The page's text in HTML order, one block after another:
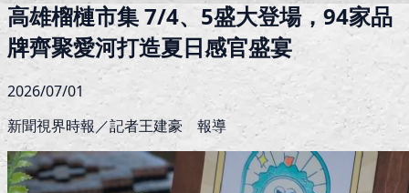
高雄榴槤市集 7/4、5盛大登場，94家品
牌齊聚愛河打造夏日感官盛宴
2026/07/01
新聞視界時報／記者王建豪 報導